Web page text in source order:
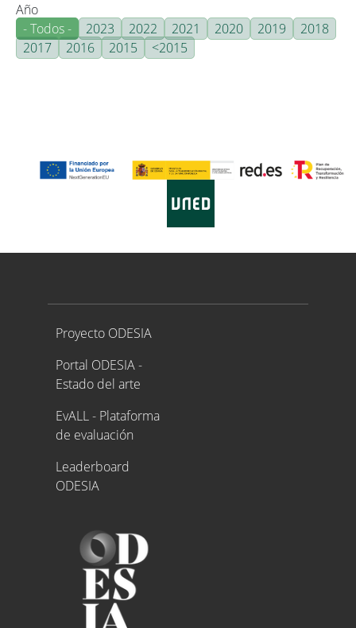
Año
- Todos -
2023 2022 2021 2020 2019
2018
2017
2016 2015 <2015
Proyecto ODESIA
Proyecto ODESIA
Portal ODESIA -
Estado del arte
EvALL - Plataforma
de evaluación
Leaderboard
ODESIA